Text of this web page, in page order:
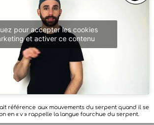
pour accepter les cookies
et activer ce contenu
référence aux mouvements du serpent quand il se
en « v » rappelle la langue fourchue du serpent.